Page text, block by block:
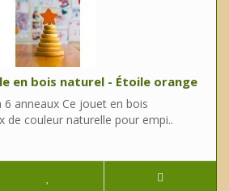
en bois naturel - Étoile orange
anneaux Ce jouet en bois
de couleur naturelle pour empi..